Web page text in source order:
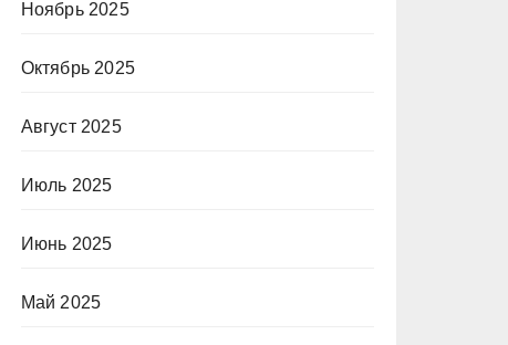
Ноябрь 2025
Октябрь 2025
Август 2025
Июль 2025
Июнь 2025
Май 2025